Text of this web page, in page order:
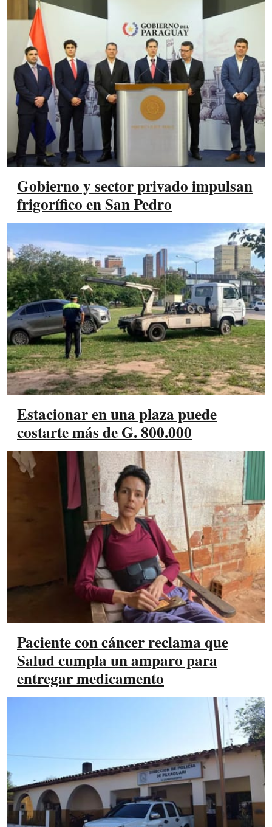
Gobierno y sector privado impulsan
frigorífico en San Pedro
Estacionar en una plaza puede
costarte más de G. 800.000
Paciente con cáncer reclama que
Salud cumpla un amparo para
entregar medicamento